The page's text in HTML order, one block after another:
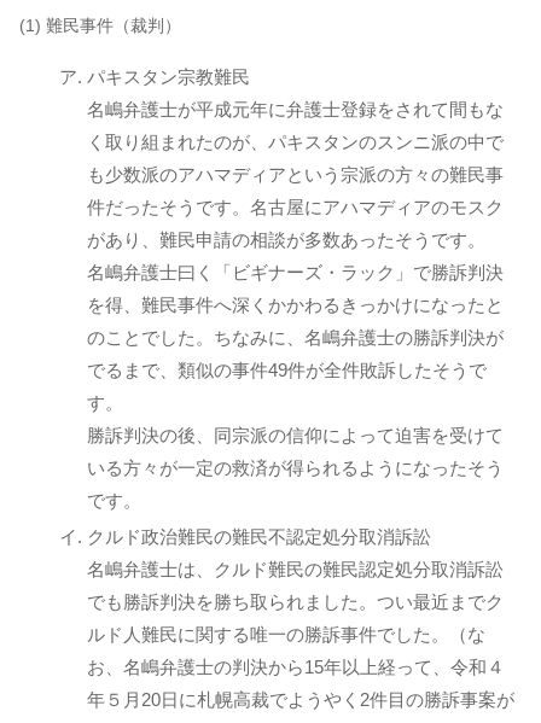
(1) 難民事件（裁判）
パキスタン宗教難民
名嶋弁護士が平成元年に弁護士登録をされて間もな
く取り組まれたのが、パキスタンのスンニ派の中で
も少数派のアハマディアという宗派の方々の難民事
件だったそうです。名古屋にアハマディアのモスク
があり、難民申請の相談が多数あったそうです。
名嶋弁護士曰く「ビギナーズ・ラック」で勝訴判決
を得、難民事件へ深くかかわるきっかけになったと
のことでした。ちなみに、名嶋弁護士の勝訴判決が
でるまで、類似の事件49件が全件敗訴したそうで
す。
勝訴判決の後、同宗派の信仰によって迫害を受けて
いる方々が一定の救済が得られるようになったそう
です。
クルド政治難民の難民不認定処分取消訴訟
名嶋弁護士は、クルド難民の難民認定処分取消訴訟
でも勝訴判決を勝ち取られました。つい最近までク
ルド人難民に関する唯一の勝訴事件でした。（な
お、名嶋弁護士の判決から15年以上経って、令和４
年５月20日に札幌高裁でようやく2件目の勝訴事案が